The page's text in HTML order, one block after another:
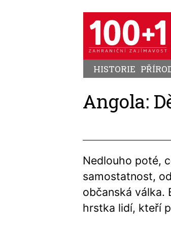
HISTORIE
Angola:
Nedlouho poté,
samostatnost,
občanská válka.
hrstka lidí, kteří